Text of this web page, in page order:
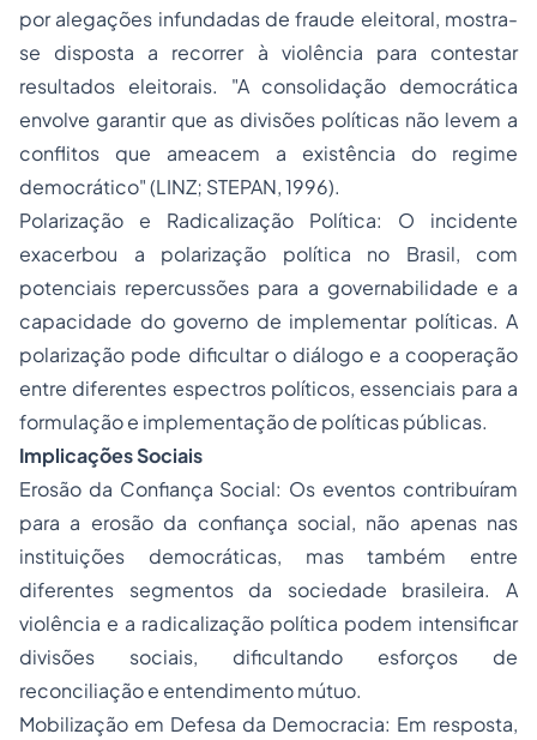
por alegações infundadas de fraude eleitoral, mostra-
se disposta a recorrer à violência para contestar
resultados eleitorais​​. "A consolidação democrática
envolve garantir que as divisões políticas não levem a
conflitos que ameacem a existência do regime
democrático" (LINZ; STEPAN, 1996).
Polarização e Radicalização Política: O incidente
exacerbou a polarização política no Brasil, com
potenciais repercussões para a governabilidade e a
capacidade do governo de implementar políticas. A
polarização pode dificultar o diálogo e a cooperação
entre diferentes espectros políticos, essenciais para a
formulação e implementação de políticas públicas​​.
Implicações Sociais
Erosão da Confiança Social: Os eventos contribuíram
para a erosão da confiança social, não apenas nas
instituições democráticas, mas também entre
diferentes segmentos da sociedade brasileira. A
violência e a radicalização política podem intensificar
divisões sociais, dificultando esforços de
reconciliação e entendimento mútuo.
Mobilização em Defesa da Democracia: Em resposta,